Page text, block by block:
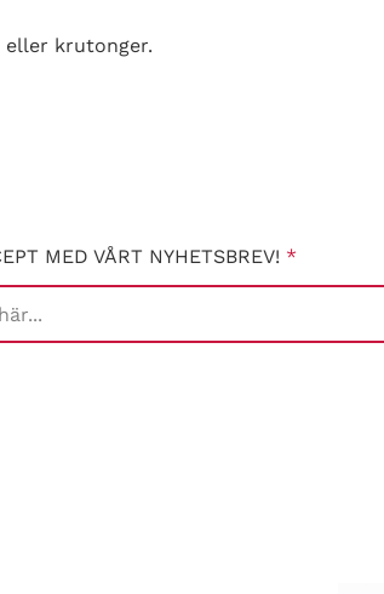
eller krutonger.
MED VÅRT NYHETSBREV! *